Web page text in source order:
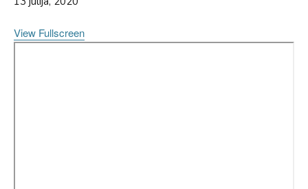
View Fullscreen